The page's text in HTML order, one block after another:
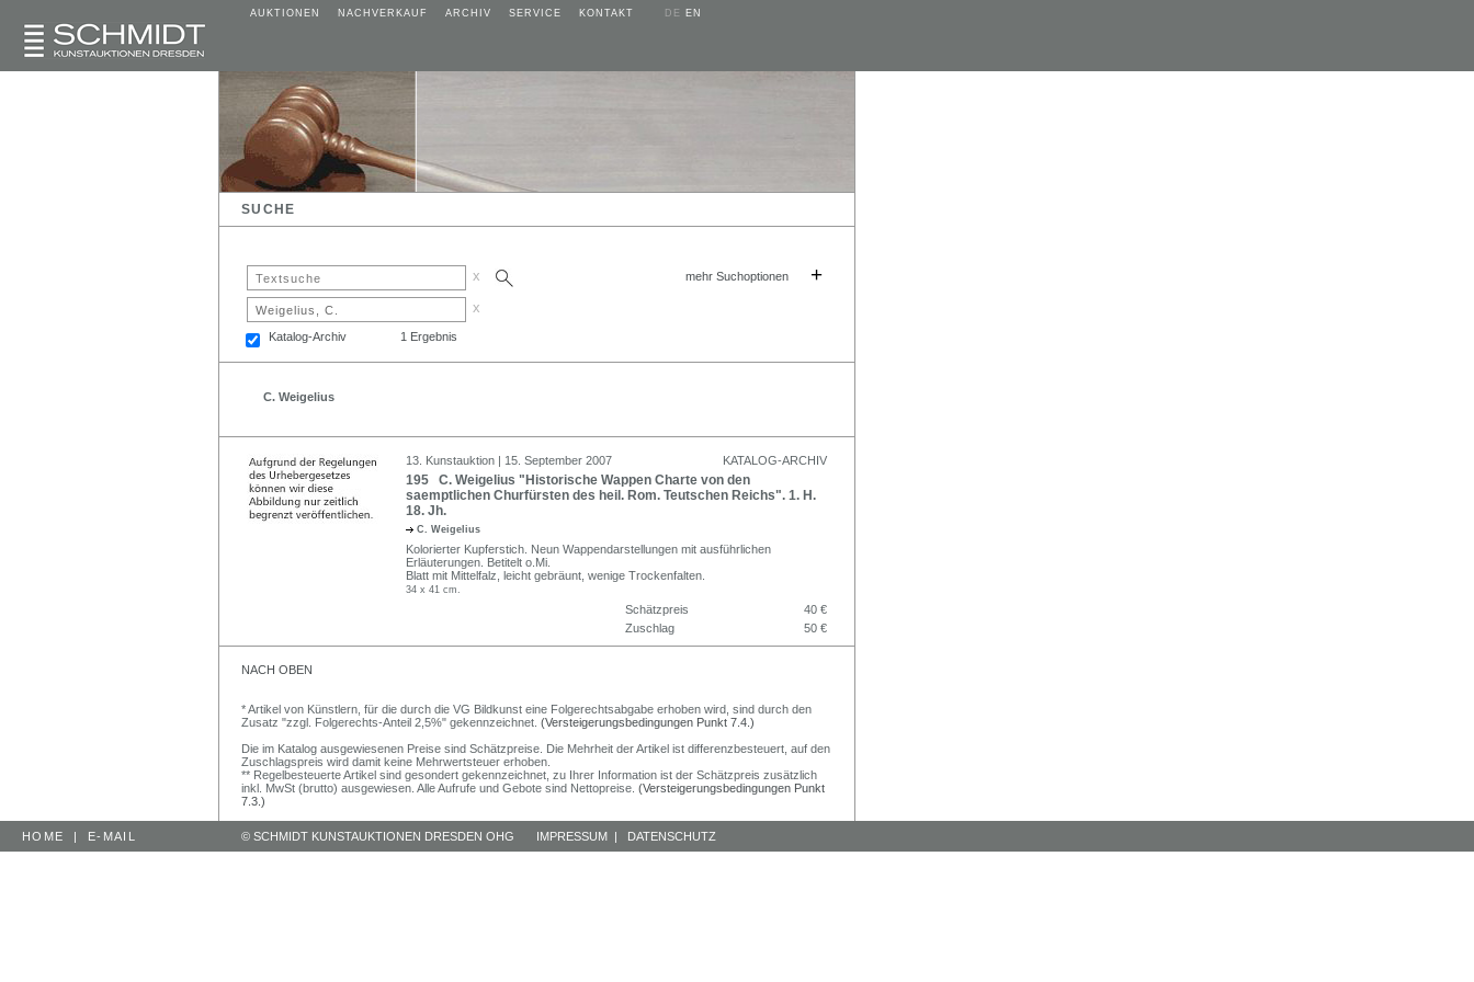
AUKTIONEN NACHVERKAUF ARCHIV SERVICE KONTAKT DE EN
SUCHE
x mehr Suchoptionen +
x
Katalog-Archiv 1 Ergebnis
C. Weigelius
13. Kunstauktion | 15. September 2007 KATALOG-ARCHIV
195 C. Weigelius "Historische Wappen Charte von den
saemptlichen Churfürsten des heil. Rom. Teutschen Reichs". 1. H.
18. Jh.
C. Weigelius
Kolorierter Kupferstich. Neun Wappendarstellungen mit ausführlichen
Erläuterungen. Betitelt o.Mi.
Blatt mit Mittelfalz, leicht gebräunt, wenige Trockenfalten.
34 x 41 cm.
Schätzpreis
40 €
Zuschlag
50 €
NACH OBEN
* Artikel von Künstlern, für die durch die VG Bildkunst eine Folgerechtsabgabe erhoben wird, sind durch den
Zusatz "zzgl. Folgerechts-Anteil 2,5%" gekennzeichnet. (Versteigerungsbedingungen Punkt 7.4.)
Die im Katalog ausgewiesenen Preise sind Schätzpreise. Die Mehrheit der Artikel ist differenzbesteuert, auf den
Zuschlagspreis wird damit keine Mehrwertsteuer erhoben.
** Regelbesteuerte Artikel sind gesondert gekennzeichnet, zu Ihrer Information ist der Schätzpreis zusätzlich
inkl. MwSt (brutto) ausgewiesen. Alle Aufrufe und Gebote sind Nettopreise. (Versteigerungsbedingungen Punkt
7.3.)
HOME | E-MAIL © SCHMIDT KUNSTAUKTIONEN DRESDEN OHG IMPRESSUM | DATENSCHUTZ